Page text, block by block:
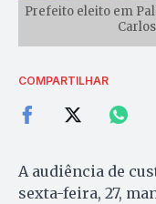
Prefeito eleito em
COMPARTILHAR
A audiência de
sexta-feira, 27,